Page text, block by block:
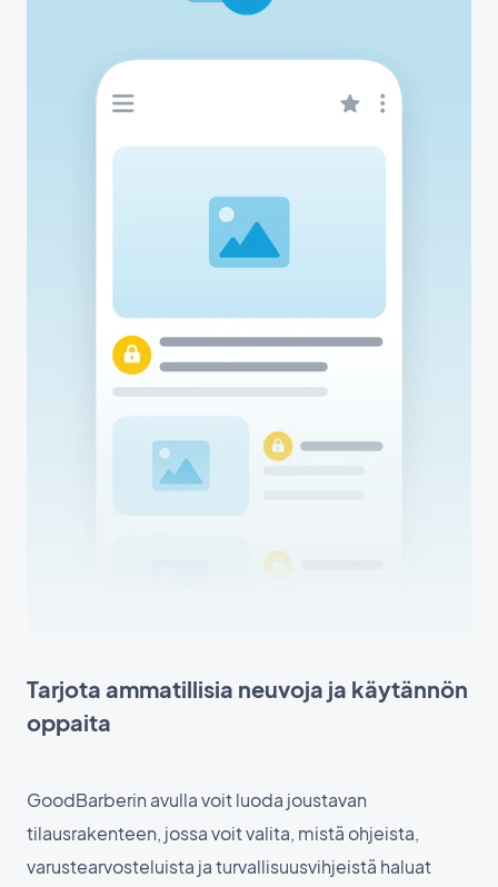
Tarjota ammatillisia neuvoja ja käytännön
oppaita
GoodBarberin avulla voit luoda joustavan
tilausrakenteen, jossa voit valita, mistä ohjeista,
varustearvosteluista ja turvallisuusvihjeistä haluat